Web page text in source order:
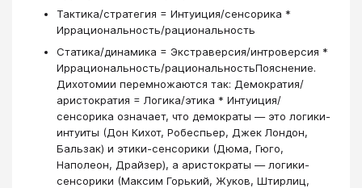
Тактика/стратегия = Интуиция/сенсорика *
Иррациональность/рациональность
Статика/динамика = Экстраверсия/интроверсия *
Иррациональность/рациональностьПояснение.
Дихотомии перемножаются так: Демократия/
аристократия = Логика/этика * Интуиция/
сенсорика означает, что демократы — это логики-
интуиты (Дон Кихот, Робеспьер, Джек Лондон,
Бальзак) и этики-сенсорики (Дюма, Гюго,
Наполеон, Драйзер), а аристократы — логики-
сенсорики (Максим Горький, Жуков, Штирлиц,